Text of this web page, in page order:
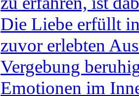
Die Liebe erfüllt
zuvor erlebten
Vergebung
Emotionen im